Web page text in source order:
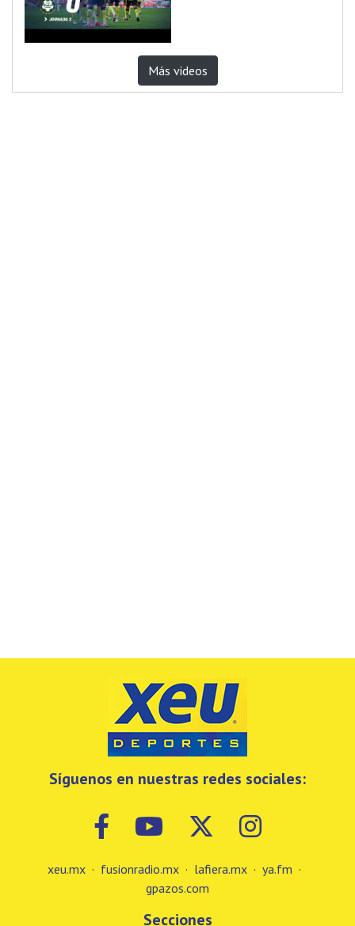
Más videos
Síguenos en nuestras redes sociales:
xeu.mx · fusionradio.mx · lafiera.mx · ya.fm ·
gpazos.com
Secciones